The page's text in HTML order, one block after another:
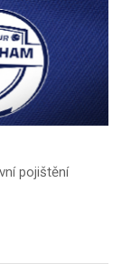
pojištění